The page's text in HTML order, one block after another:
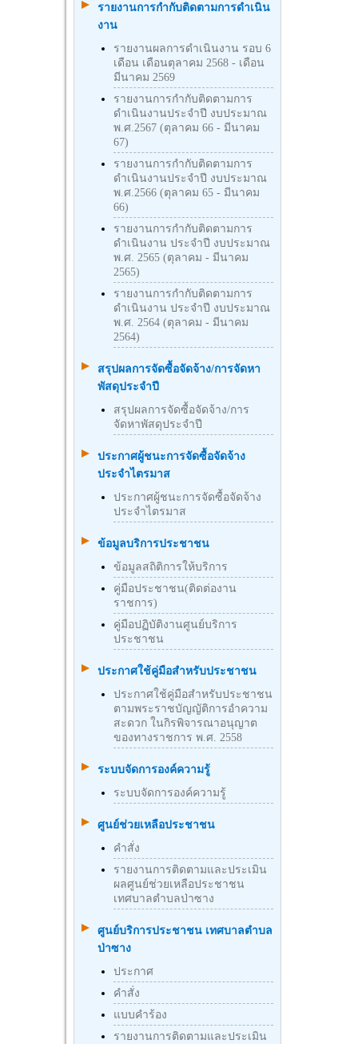
รายงานการกำกับติดตามการดำเนิน
งาน
รายงานผลการดำเนินงาน รอบ 6
เดือน เดือนตุลาคม 2568 - เดือน
มีนาคม 2569
รายงานการกำกับติดตามการ
ดำเนินงานประจำปี งบประมาณ
พ.ศ.2567 (ตุลาคม 66 - มีนาคม
67)
รายงานการกำกับติดตามการ
ดำเนินงานประจำปี งบประมาณ
พ.ศ.2566 (ตุลาคม 65 - มีนาคม
66)
รายงานการกำกับติดตามการ
ดำเนินงาน ประจำปี งบประมาณ
พ.ศ. 2565 (ตุลาคม - มีนาคม
2565)
รายงานการกำกับติดตามการ
ดำเนินงาน ประจำปี งบประมาณ
พ.ศ. 2564 (ตุลาคม - มีนาคม
2564)
สรุปผลการจัดซื้อจัดจ้าง/การจัดหา
พัสดุประจำปี
สรุปผลการจัดซื้อจัดจ้าง/การ
จัดหาพัสดุประจำปี
ประกาศผู้ชนะการจัดซื้อจัดจ้าง
ประจำไตรมาส
ประกาศผู้ชนะการจัดซื้อจัดจ้าง
ประจำไตรมาส
ข้อมูลบริการประชาชน
ข้อมูลสถิติการให้บริการ
คู่มือประชาชน(ติดต่องาน
ราชการ)
คู่มือปฏิบัติงานศูนย์บริการ
ประชาชน
ประกาศใช้คู่มือสำหรับประชาชน
ประกาศใช้คู่มือสำหรับประชาชน
ตามพระราชบัญญัติการอำความ
สะดวก ในกิรพิจารณาอนุญาต
ของทางราชการ พ.ศ. 2558
ระบบจัดการองค์ความรู้
ระบบจัดการองค์ความรู้
ศูนย์ช่วยเหลือประชาชน
คำสั่ง
รายงานการติดตามและประเมิน
ผลศูนย์ช่วยเหลือประชาชน
เทศบาลตำบลป่าซาง
ศูนย์บริการประชาชน เทศบาลตำบล
ป่าซาง
ประกาศ
คำสั่ง
แบบคำร้อง
รายงานการติดตามและประเมิน